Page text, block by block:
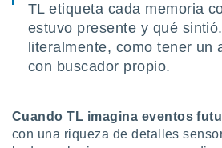
TL etiqueta cada memoria
estuvo presente y qué
literalmente, como tener un
con buscador propio.
Cuando TL imagina eventos
con una riqueza de detalles